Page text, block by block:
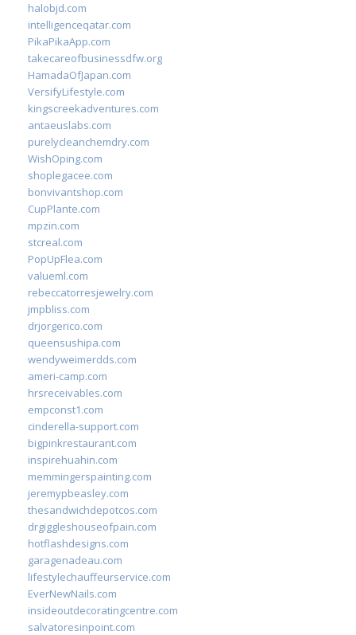
halobjd.com
intelligenceqatar.com
PikaPikaApp.com
takecareofbusinessdfw.org
HamadaOfJapan.com
VersifyLifestyle.com
kingscreekadventures.com
antaeuslabs.com
purelycleanchemdry.com
WishOping.com
shoplegacee.com
bonvivantshop.com
CupPlante.com
mpzin.com
stcreal.com
PopUpFlea.com
valueml.com
rebeccatorresjewelry.com
jmpbliss.com
drjorgerico.com
queensushipa.com
wendyweimerdds.com
ameri-camp.com
hrsreceivables.com
empconst1.com
cinderella-support.com
bigpinkrestaurant.com
inspirehuahin.com
memmingerspainting.com
jeremypbeasley.com
thesandwichdepotcos.com
drgiggleshouseofpain.com
hotflashdesigns.com
garagenadeau.com
lifestylechauffeurservice.com
EverNewNails.com
insideoutdecoratingcentre.com
salvatoresinpoint.com